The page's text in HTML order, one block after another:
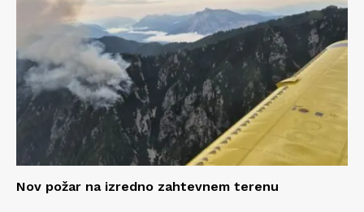
Nov požar na izredno zahtevnem terenu